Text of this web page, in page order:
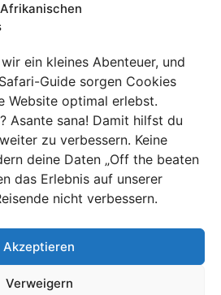
ein kleines Abenteuer, und
Guide sorgen Cookies
Website optimal erlebst.
Asante sana! Damit hilfst du
zu verbessern. Keine
deine Daten „Off the beaten
das Erlebnis auf unserer
nicht verbessern.
Akzeptieren
Verweigern